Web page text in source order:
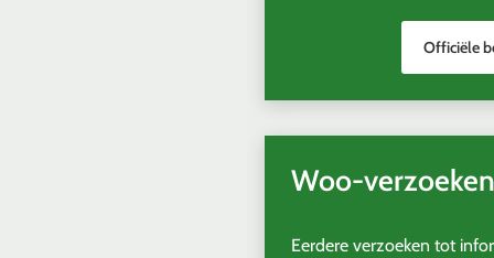
Officiële
Woo-verzoeken
Eerdere verzoeken tot